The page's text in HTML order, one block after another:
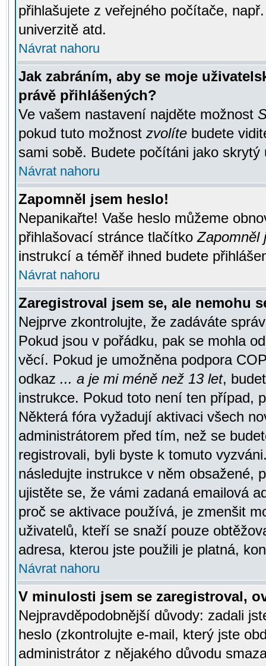
přihlašujete z veřejného počítače,
univerzitě atd.
Návrat nahoru
Jak zabráním, aby se moje
právě přihlášených?
Ve vašem nastavení najděte možnost
pokud tuto možnost zvolíte budete
sami sobě. Budete počítáni jako skrytý
Návrat nahoru
Zapomněl jsem heslo!
Nepanikařte! Vaše heslo můžeme
přihlašovací stránce tlačítkoZapomněl
instrukcí a téměř ihned budete
Návrat nahoru
Zaregistroval jsem se, ale nemohu
Nejprve zkontrolujte, že zadáváte
Pokud jsou v pořádku, pak se mohla
věcí. Pokud je umožněna podpora
odkaz ... a je mi méně než 13 let,
instrukce. Pokud toto není ten případ,
Některá fóra vyžadují aktivaci všech
administrátorem před tím, než se
registrovali, byli byste k tomuto
následujte instrukce v něm obsažené,
ujistěte se, že vámi zadaná emailová
proč se aktivace používá, je zmenšit
uživatelů, kteří se snaží pouze
adresa, kterou jste použili je platná,
Návrat nahoru
V minulosti jsem se zaregistroval,
Nejpravděpodobnější důvody: zadali
heslo (zkontrolujte e-mail, který jste
administrátor z nějakého důvodu